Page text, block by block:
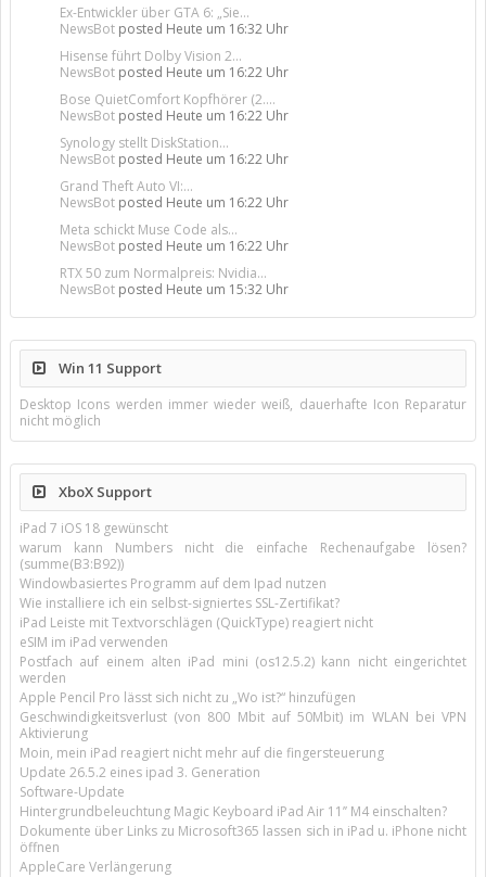
Ex-Entwickler über GTA 6: „Sie...
NewsBot posted Heute um 16:32 Uhr
Hisense führt Dolby Vision 2...
NewsBot posted Heute um 16:22 Uhr
Bose QuietComfort Kopfhörer (2....
NewsBot posted Heute um 16:22 Uhr
Synology stellt DiskStation...
NewsBot posted Heute um 16:22 Uhr
Grand Theft Auto VI:...
NewsBot posted Heute um 16:22 Uhr
Meta schickt Muse Code als...
NewsBot posted Heute um 16:22 Uhr
RTX 50 zum Normalpreis: Nvidia...
NewsBot posted Heute um 15:32 Uhr
Win 11 Support
Desktop Icons werden immer wieder weiß, dauerhafte Icon Reparatur
nicht möglich
XboX Support
iPad 7 iOS 18 gewünscht
warum kann Numbers nicht die einfache Rechenaufgabe lösen?
(summe(B3:B92))
Windowbasiertes Programm auf dem Ipad nutzen
Wie installiere ich ein selbst-signiertes SSL-Zertifikat?
iPad Leiste mit Textvorschlägen (QuickType) reagiert nicht
eSIM im iPad verwenden
Postfach auf einem alten iPad mini (os12.5.2) kann nicht eingerichtet
werden
Apple Pencil Pro lässt sich nicht zu „Wo ist?“ hinzufügen
Geschwindigkeitsverlust (von 800 Mbit auf 50Mbit) im WLAN bei VPN
Aktivierung
Moin, mein iPad reagiert nicht mehr auf die fingersteuerung
Update 26.5.2 eines ipad 3. Generation
Software-Update
Hintergrundbeleuchtung Magic Keyboard iPad Air 11’’ M4 einschalten?
Dokumente über Links zu Microsoft365 lassen sich in iPad u. iPhone nicht
öffnen
AppleCare Verlängerung